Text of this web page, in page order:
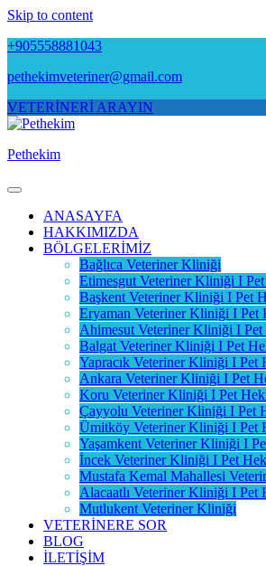
Skip to content
+905558881043
pethekimveteriner@gmail.com
VETERİNERİ ARAYIN
Pethekim
ANASAYFA
HAKKIMIZDA
BÖLGELERİMİZ
Bağlıca Veteriner Kliniği
Etimesgut Veteriner Kliniği I
Başkent Veteriner Kliniği I Pet
Eryaman Veteriner Kliniği I Pet
Ahimesut Veteriner Kliniği I
Balgat Veteriner Kliniği I Pet
Yapracık Veteriner Kliniği I Pet
Ankara Veteriner Kliniği I Pet
Koru Veteriner Kliniği I Pet
Çayyolu Veteriner Kliniği I Pet
Ümitköy Veteriner Kliniği I Pet
Yaşamkent Veteriner Kliniği I
İncek Veteriner Kliniği I Pet
Mustafa Kemal Mahallesi
Alacaatlı Veteriner Kliniği I Pet
Mutlukent Veteriner Kliniği
VETERİNERE SOR
BLOG
İLETİŞİM